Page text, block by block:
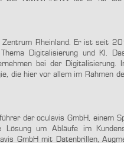
Rheinland. Er ist seit
Digitalisierung und KI.
bei der Digitalisierung.
die hier vor allem im Rahmen
der oculavis GmbH, einem
Lösung um Abläufe im
GmbH mit Datenbrillen,